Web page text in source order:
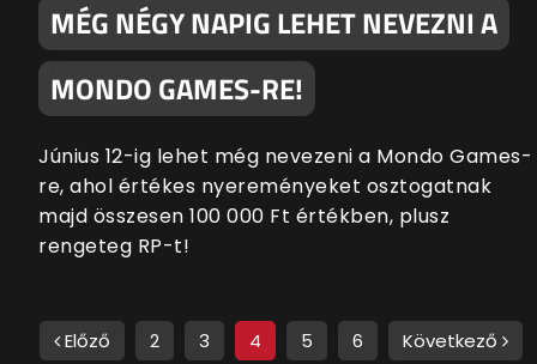
MÉG NÉGY NAPIG LEHET NEVEZNI A
MONDO GAMES-RE!
Június 12-ig lehet még nevezeni a Mondo Games-
re, ahol értékes nyereményeket osztogatnak
majd összesen 100 000 Ft értékben, plusz
rengeteg RP-t!
Előző 2 3 4 5 6 Következő